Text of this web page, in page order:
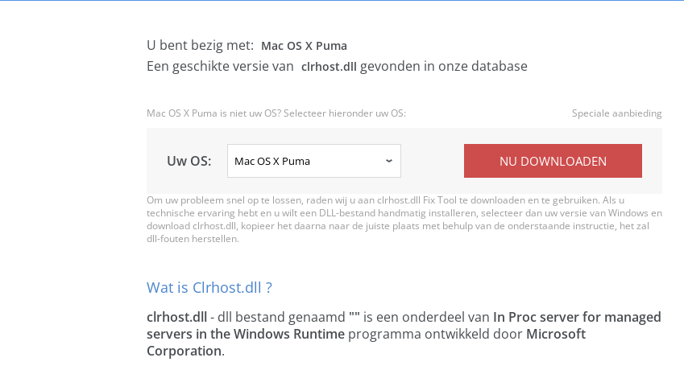
U bent bezig met: Mac OS X Puma
Een geschikte versie van clrhost.dll gevonden in onze database
Mac OS X Puma is niet uw OS? Selecteer hieronder uw OS: Speciale aanbieding
Uw OS: NU DOWNLOADEN
Om uw probleem snel op te lossen, raden wij u aan clrhost.dll Fix Tool te downloaden en te gebruiken. Als u
technische ervaring hebt en u wilt een DLL-bestand handmatig installeren, selecteer dan uw versie van Windows en
download clrhost.dll, kopieer het daarna naar de juiste plaats met behulp van de onderstaande instructie, het zal
dll-fouten herstellen.
Wat is Clrhost.dll ?
clrhost.dll- dll bestand genaamd "" is een onderdeel van In Proc server for managed
servers in the Windows Runtime programma ontwikkeld door Microsoft
Corporation.